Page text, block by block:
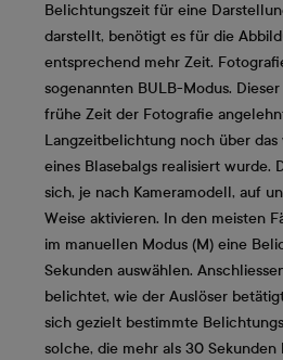
Belichtungszeit für eine
darstellt, benötigt es für die
entsprechend mehr Zeit.
sogenannten BULB-Modus.
frühe Zeit der Fotografie
Langzeitbelichtung noch über
eines Blasebalgs realisiert wurde.
sich, je nach Kameramodell, auf
Weise aktivieren. In den meisten
im manuellen Modus (M) eine
Sekunden auswählen.
belichtet, wie der Auslöser
sich gezielt bestimmte
solche, die mehr als 30 Sekunden